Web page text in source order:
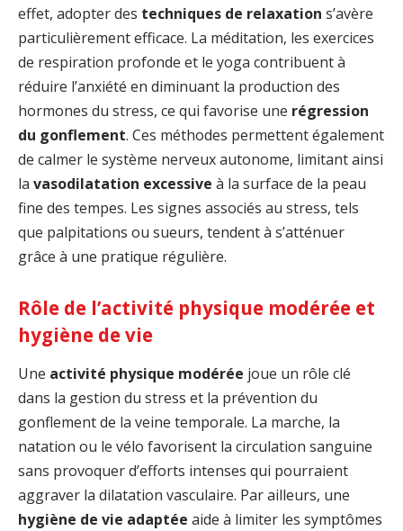
effet, adopter des techniques de relaxation s’avère
particulièrement efficace. La méditation, les exercices
de respiration profonde et le yoga contribuent à
réduire l’anxiété en diminuant la production des
hormones du stress, ce qui favorise une régression
du gonflement. Ces méthodes permettent également
de calmer le système nerveux autonome, limitant ainsi
la vasodilatation excessive à la surface de la peau
fine des tempes. Les signes associés au stress, tels
que palpitations ou sueurs, tendent à s’atténuer
grâce à une pratique régulière.
Rôle de l’activité physique modérée et
hygiène de vie
Une activité physique modérée joue un rôle clé
dans la gestion du stress et la prévention du
gonflement de la veine temporale. La marche, la
natation ou le vélo favorisent la circulation sanguine
sans provoquer d’efforts intenses qui pourraient
aggraver la dilatation vasculaire. Par ailleurs, une
hygiène de vie adaptée aide à limiter les symptômes